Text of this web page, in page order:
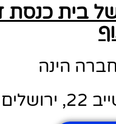
בית כנסת
הינה